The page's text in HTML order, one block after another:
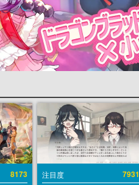
8173 注目度 7931